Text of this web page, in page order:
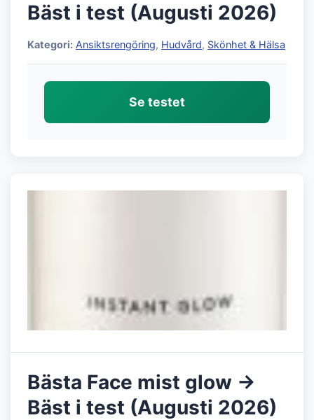
Bäst i test (Augusti 2026)
Kategori: Ansiktsrengöring, Hudvård, Skönhet & Hälsa
Se testet
Bästa Face mist glow →
Bäst i test (Augusti 2026)